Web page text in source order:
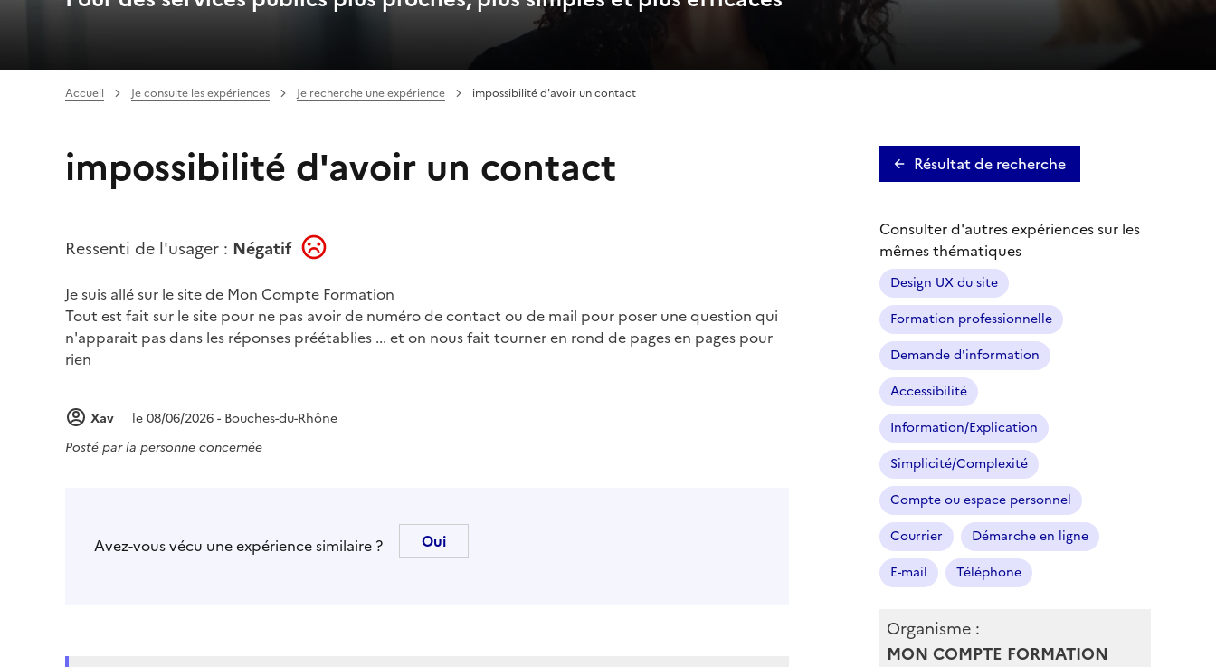
Accueil Je consulte les expériences Je recherche une expérience impossibilité d'avoir un contact
impossibilité d'avoir un contact
Ressenti de l'usager : Négatif
Je suis allé sur le site de Mon Compte Formation
Tout est fait sur le site pour ne pas avoir de numéro de contact ou de mail pour poser une question qui
n'apparait pas dans les réponses préétablies ... et on nous fait tourner en rond de pages en pages pour
rien
Xav
le 08/06/2026 - Bouches-du-Rhône
Posté parla personne concernée
Avez-vous vécu une expérience similaire ?
Résultat de recherche
Consulter d'autres expériences sur les
mêmes thématiques
Design UX du site
Formation professionnelle
Demande d'information
Accessibilité
Information/Explication
Simplicité/Complexité
Compte ou espace personnel
Courrier
Démarche en ligne
E-mail
Téléphone
Organisme :
MON COMPTE FORMATION